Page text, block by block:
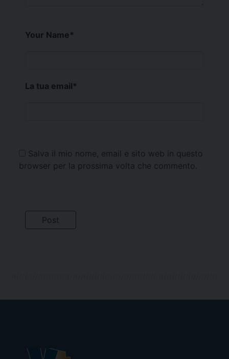
Your Name*
La tua email*
Salva il mio nome, email e sito web in questo
browser per la prossima volta che commento.